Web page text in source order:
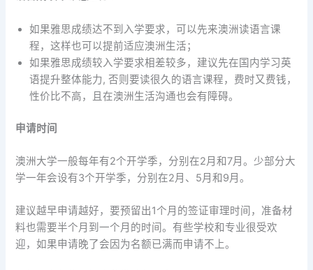
如果雅思成绩达不到入学要求，可以先来澳洲读语言课
程，这样也可以提前适应澳洲生活；
如果雅思成绩较入学要求相差较多，建议先在国内学习英
语提升整体能力, 否则要读很久的语言课程，费时又费钱，
性价比不高，且在澳洲生活沟通也会有障碍。
申请时间
澳洲大学一般每年有2个开学季，分别在2月和7月。少部分大
学一年会设有3个开学季，分别在2月、5月和9月。
建议越早申请越好，要预留出1个月的签证审理时间，准备材
料也需要半个月到一个月的时间。有些学校和专业很受欢
迎，如果申请晚了会因为名额已满而申请不上。